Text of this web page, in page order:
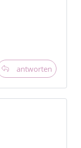
antworten